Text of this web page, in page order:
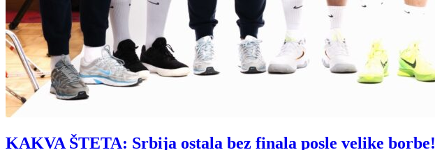
KAKVA ŠTETA: Srbija ostala bez finala posle velike borbe!